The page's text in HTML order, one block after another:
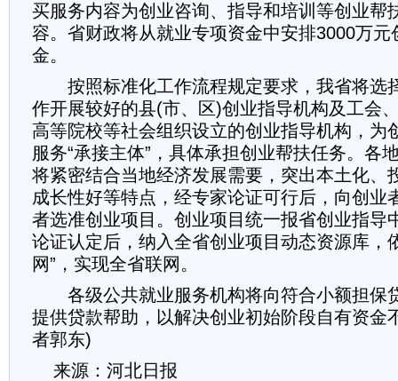
买服务内容为创业咨询、指导和培训等创业帮
容。省财政将从就业专项资金中安排3000万元
金。
按照标准化工作流程规定要求，我省将选
作开展较好的县(市、区)创业指导机构及工会
高等院校等社会组织设立的创业指导机构，为
服务“承接主体”，具体承担创业帮扶任务。各
将紧密结合当地经济发展需要，突出本土化、
成长性好等特点，经专家论证可行后，向创业
者选准创业项目。创业项目统一报省创业指导
论证认定后，纳入全省创业项目动态资源库，
网”，实现全省联网。
各级公共就业服务机构将向符合小额担保
提供贷款帮助，以解决创业初始阶段自有资金
者郭东)
来源：河北日报